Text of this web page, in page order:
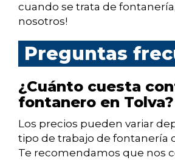
cuando se trata de
nosotros!
Preguntas
¿Cuánto cuesta
fontanero en Tolva?
Los precios pueden variar
tipo de trabajo de fontanería
Te recomendamos que nos